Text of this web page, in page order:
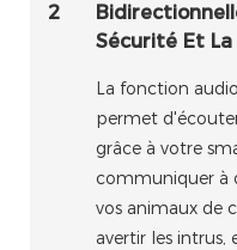
2
Sécurité Et
La fonction
permet
grâce à votre
communiquer à
vos animaux de
avertir les